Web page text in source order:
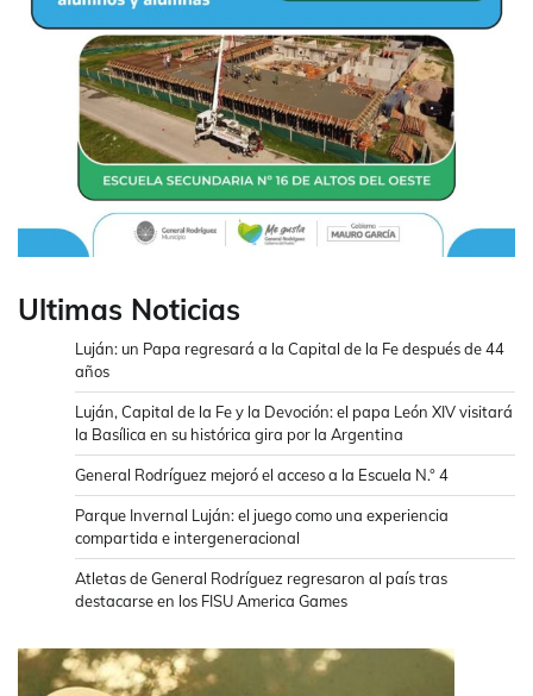
Ultimas Noticias
Luján: un Papa regresará a la Capital de la Fe después de 44
años
Luján, Capital de la Fe y la Devoción: el papa León XIV visitará
la Basílica en su histórica gira por la Argentina
General Rodríguez mejoró el acceso a la Escuela N.° 4
Parque Invernal Luján: el juego como una experiencia
compartida e intergeneracional
Atletas de General Rodríguez regresaron al país tras
destacarse en los FISU America Games